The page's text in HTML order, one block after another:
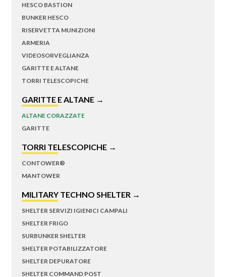
HESCO BASTION
BUNKER HESCO
RISERVETTA MUNIZIONI
ARMERIA
VIDEOSORVEGLIANZA
GARITTE E ALTANE
TORRI TELESCOPICHE
GARITTE E ALTANE →
ALTANE CORAZZATE
GARITTE
TORRI TELESCOPICHE →
CONTOWER®
MANTOWER
MILITARY TECHNO SHELTER →
SHELTER SERVIZI IGIENICI CAMPALI
SHELTER FRIGO
SURBUNKER SHELTER
SHELTER POTABILIZZATORE
SHELTER DEPURATORE
SHELTER COMMAND POST